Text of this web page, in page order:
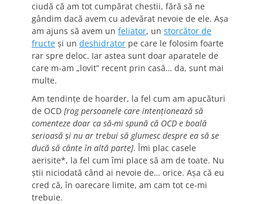
ciudă că am tot cumpărat chestii, fără să ne
gândim dacă avem cu adevărat nevoie de ele. Așa
am ajuns să avem un feliator, un storcător de
fructe şi un deshidrator pe care le folosim foarte
rar spre deloc. Iar astea sunt doar aparatele de
care m-am „lovit” recent prin casă… da, sunt mai
multe.
Am tendințe de hoarder, la fel cum am apucături
de OCD [rog persoanele care intenționează să
comenteze doar ca să-mi spună că OCD e boală
serioasă și nu ar trebui să glumesc despre ea să se
ducă să cânte în altă parte]. Îmi plac casele
aerisite*, la fel cum îmi place să am de toate. Nu
știi niciodată când ai nevoie de… orice. Așa că eu
cred că, în oarecare limite, am cam tot ce-mi
trebuie.